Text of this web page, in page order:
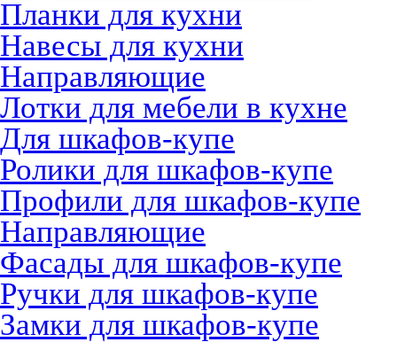
Планки для кухни
Навесы для кухни
Направляющие
Лотки для мебели в кухне
Для шкафов-купе
Ролики для шкафов-купе
Профили для шкафов-купе
Направляющие
Фасады для шкафов-купе
Ручки для шкафов-купе
Замки для шкафов-купе